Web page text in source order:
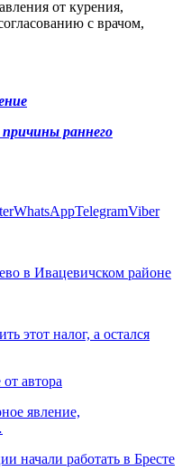
от курения,
с врачом,
раннего
WhatsAppTelegramViber
в Ивацевичском районе
этот налог, а остался
автора
явление,
начали работать в Бресте